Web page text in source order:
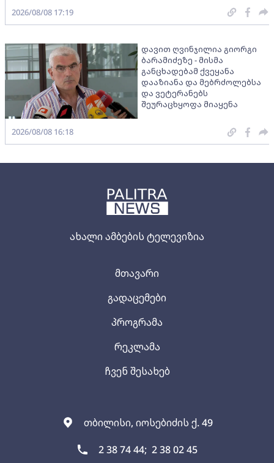
ახალი ამბების ტელევიზია
თბილისი, იოსებიძის ქ. 49
2 38 74 44; 2 38 02 45
მთავარი
გადაცემები
პროგრამა
რეკლამა
ჩვენ შესახებ
2026/08/08 17:19
დავით ღვინჯილია გიორგი
ბარამიძეზე - მისმა
განცხადებამ ქვეყანა
დააზიანა და მებრძოლებსა
და ვეტერანებს
შეურაცხყოფა მიაყენა
2026/08/08 16:18